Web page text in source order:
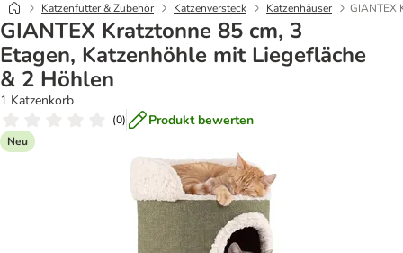
Katzenfutter & Zubehör Katzenversteck Katzenhäuser GIANTEX
GIANTEX Kratztonne 85 cm, 3
Etagen, Katzenhöhle mit Liegefläche
& 2 Höhlen
1 Katzenkorb
(0) Produkt bewerten
Neu